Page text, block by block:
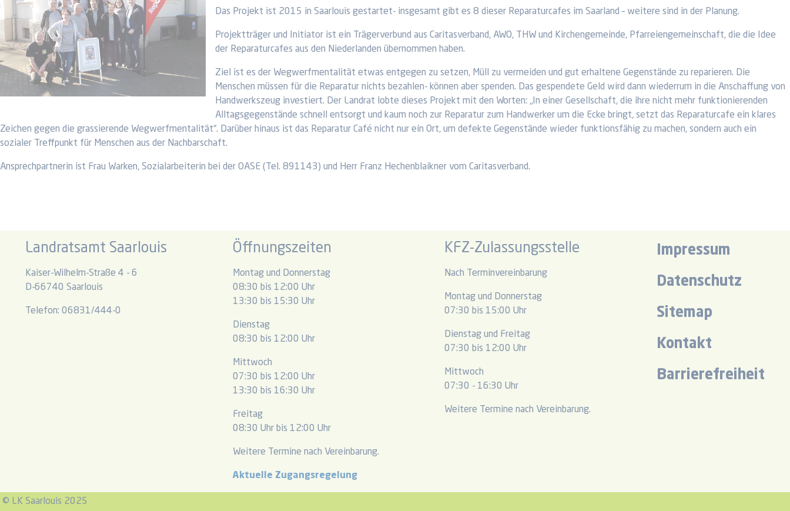
Das Projekt ist 2015 in Saarlouis gestartet- insgesamt gibt es 8 dieser Reparaturcafes im Saarland – weitere sind in der Planung.
Projektträger und Initiator ist ein Trägerverbund aus Caritasverband, AWO, THW und Kirchengemeinde, Pfarreiengemeinschaft, die die Idee
der Reparaturcafes aus den Niederlanden übernommen haben.
Ziel ist es der Wegwerfmentalität etwas entgegen zu setzen, Müll zu vermeiden und gut erhaltene Gegenstände zu reparieren. Die
Menschen müssen für die Reparatur nichts bezahlen- können aber spenden. Das gespendete Geld wird dann wiederrum in die Anschaffung von
Handwerkszeug investiert. Der Landrat lobte dieses Projekt mit den Worten: „In einer Gesellschaft, die ihre nicht mehr funktionierenden
Alltagsgegenstände schnell entsorgt und kaum noch zur Reparatur zum Handwerker um die Ecke bringt, setzt das Reparaturcafe ein klares
Zeichen gegen die grassierende Wegwerfmentalität“. Darüber hinaus ist das Reparatur Café nicht nur ein Ort, um defekte Gegenstände wieder funktionsfähig zu machen, sondern auch ein
sozialer Treffpunkt für Menschen aus der Nachbarschaft.
Ansprechpartnerin ist Frau Warken, Sozialarbeiterin bei der OASE (Tel. 891143) und Herr Franz Hechenblaikner vom Caritasverband.
Landratsamt Saarlouis
Kaiser-Wilhelm-Straße 4 - 6
D-66740 Saarlouis
Telefon: 06831/444-0
Öffnungszeiten
Montag und Donnerstag
08:30 bis 12:00 Uhr
13:30 bis 15:30 Uhr
Dienstag
08:30 bis 12:00 Uhr
Mittwoch
07:30 bis 12:00 Uhr
13:30 bis 16:30 Uhr
Freitag
08:30 Uhr bis 12:00 Uhr
Weitere Termine nach Vereinbarung.
Aktuelle Zugangsregelung
KFZ-Zulassungsstelle
Nach Terminvereinbarung
Montag und Donnerstag
07:30 bis 15:00 Uhr
Dienstag und Freitag
07:30 bis 12:00 Uhr
Mittwoch
07:30 - 16:30 Uhr
Weitere Termine nach Vereinbarung.
Impressum
Datenschutz
Sitemap
Kontakt
Barrierefreiheit
© LK Saarlouis 2025